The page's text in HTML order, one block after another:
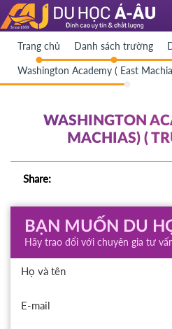
Trang chủ Danh sách trường
Washington Academy ( East
WASHINGTON
MACHIAS) (
Share:
BẠN MUỐN DU
Hãy trao đổi với chuyên gia tư
Họ và tên
E-mail